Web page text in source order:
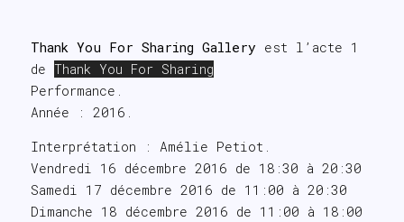
Thank You For Sharing Gallery est l’acte 1
de Thank You For Sharing
Performance.
Année : 2016.
Interprétation : Amélie Petiot.
Vendredi 16 décembre 2016 de 18:30 à 20:30
Samedi 17 décembre 2016 de 11:00 à 20:30
Dimanche 18 décembre 2016 de 11:00 à 18:00